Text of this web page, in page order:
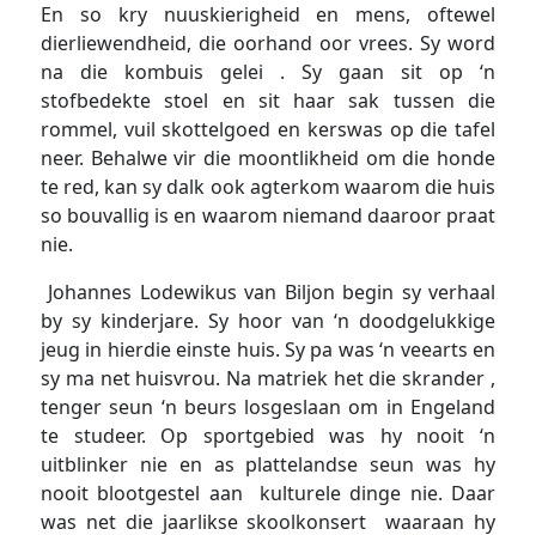
En so kry nuuskierigheid en mens, oftewel
dierliewendheid, die oorhand oor vrees. Sy word
na die kombuis gelei . Sy gaan sit op ‘n
stofbedekte stoel en sit haar sak tussen die
rommel, vuil skottelgoed en kerswas op die tafel
neer. Behalwe vir die moontlikheid om die honde
te red, kan sy dalk ook agterkom waarom die huis
so bouvallig is en waarom niemand daaroor praat
nie.
Johannes Lodewikus van Biljon begin sy verhaal
by sy kinderjare. Sy hoor van ‘n doodgelukkige
jeug in hierdie einste huis. Sy pa was ‘n veearts en
sy ma net huisvrou. Na matriek het die skrander ,
tenger seun ‘n beurs losgeslaan om in Engeland
te studeer. Op sportgebied was hy nooit ‘n
uitblinker nie en as plattelandse seun was hy
nooit blootgestel aan kulturele dinge nie. Daar
was net die jaarlikse skoolkonsert waaraan hy